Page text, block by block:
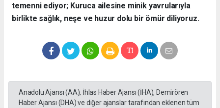
temenni ediyor; Kuruca ailesine minik yavrularıyla
birlikte sağlık, neşe ve huzur dolu bir ömür diliyoruz.
Anadolu Ajansı (AA), İhlas Haber Ajansı (İHA), Demirören
Haber Ajansı (DHA) ve diğer ajanslar tarafından eklenen tüm